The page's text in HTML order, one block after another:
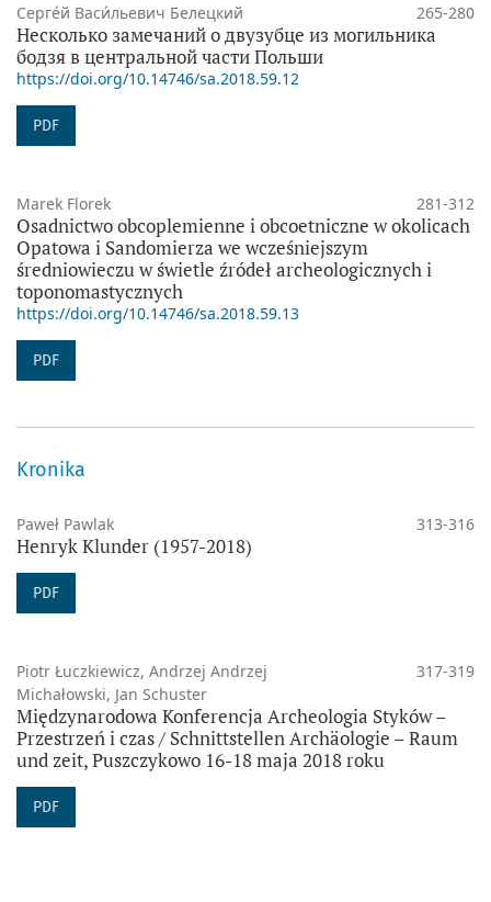
Серге́й Васи́льевич Белецкий 265-280
Несколько замечаний о двузубце из могильника
бодзя в центральной части Польши
https://doi.org/10.14746/sa.2018.59.12
PDF
Marek Florek 281-312
Osadnictwo obcoplemienne i obcoetniczne w okolicach
Opatowa i Sandomierza we wcześniejszym
średniowieczu w świetle źródeł archeologicznych i
toponomastycznych
https://doi.org/10.14746/sa.2018.59.13
PDF
Kronika
Paweł Pawlak 313-316
Henryk Klunder (1957-2018)
PDF
Piotr Łuczkiewicz, Andrzej Andrzej
Michałowski, Jan Schuster
317-319
Międzynarodowa Konferencja Archeologia Styków –
Przestrzeń i czas / Schnittstellen Archäologie – Raum
und zeit, Puszczykowo 16-18 maja 2018 roku
PDF